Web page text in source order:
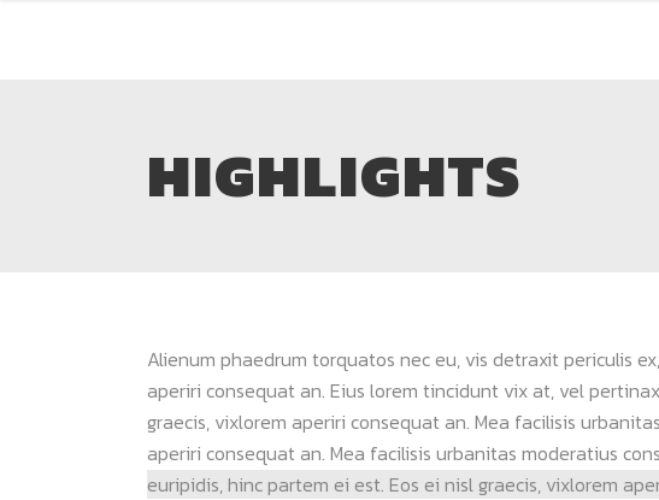
HIGHLIGHTS
Alienum phaedrum torquatos nec eu, vis detraxit periculis
aperiri consequat an. Eius lorem tincidunt vix at, vel
graecis, vixlorem aperiri consequat an. Mea facilisis
aperiri consequat an. Mea facilisis urbanitas moderatius
euripidis, hinc partem ei est. Eos ei nisl graecis, vixlorem